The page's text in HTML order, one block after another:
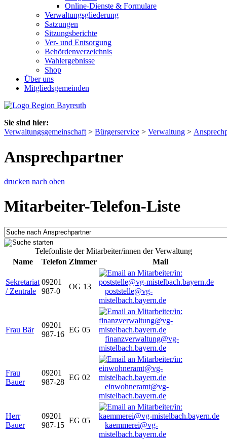
Online-Dienste & Formulare
Verwaltungsgliederung
Satzungen
Sitzungsberichte
Ver- und Entsorgung
Behördenverzeichnis
Wahlergebnisse
Shop
Über uns
Mitgliedsgemeinden
Sie sind hier:
Verwaltungsgemeinschaft > Bürgerservice > Verwaltung >
Ansprechpartner
drucken nach oben
Mitarbeiter-Telefon-Liste
Telefonliste der Mitarbeiter/innen der Verwaltung
Name
Telefon Zimmer Mail
Sekretariat
/ Zentrale
09201
987-0
OG 13
poststelle@vg-
mistelbach.bayern.de
Frau Bär
09201
987-16
EG 05
finanzverwaltung@vg-
mistelbach.bayern.de
Frau
Bauer
09201
987-28
EG 02
einwohneramt@vg-
mistelbach.bayern.de
Herr
Bauer
09201
987-15
EG 05
kaemmerei@vg-
mistelbach.bayern.de